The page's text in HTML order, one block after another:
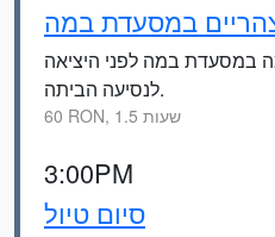
במסעדת במה
במסעדת במה לפני היציאה
לנסיעה הביתה.
60 RON, 1.5 שעות
3:00PM
סיום טיול